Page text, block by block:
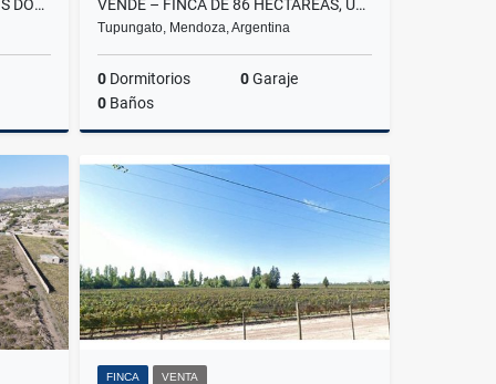
LOTE EN VENTA 200 M2 VIÑEDOS DON EMILIO, MAIPÚ CENTRO
Venta
VENDE – FINCA DE 86 HECTÁREAS, UBICADAS EN ANCHORIS, TUPUNGATO,MENDOZA
Tupungato, Mendoza, Argentina
0Dormitorios 0Garaje
0Baños
Venta
US$3,000,000
FINCA VENTA